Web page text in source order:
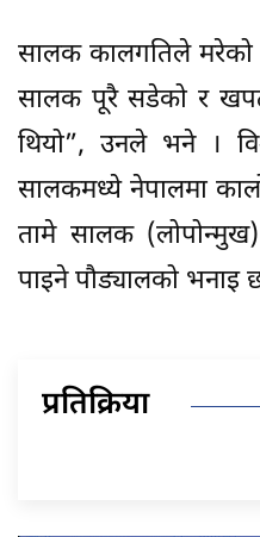
सालक कालगतिले
सालक पूरै सडेको र
थियो”, उनले भने ।
सालकमध्ये नेपालमा
तामे सालक
पाइने पौड्यालको भनाइ
प्रतिक्रिया